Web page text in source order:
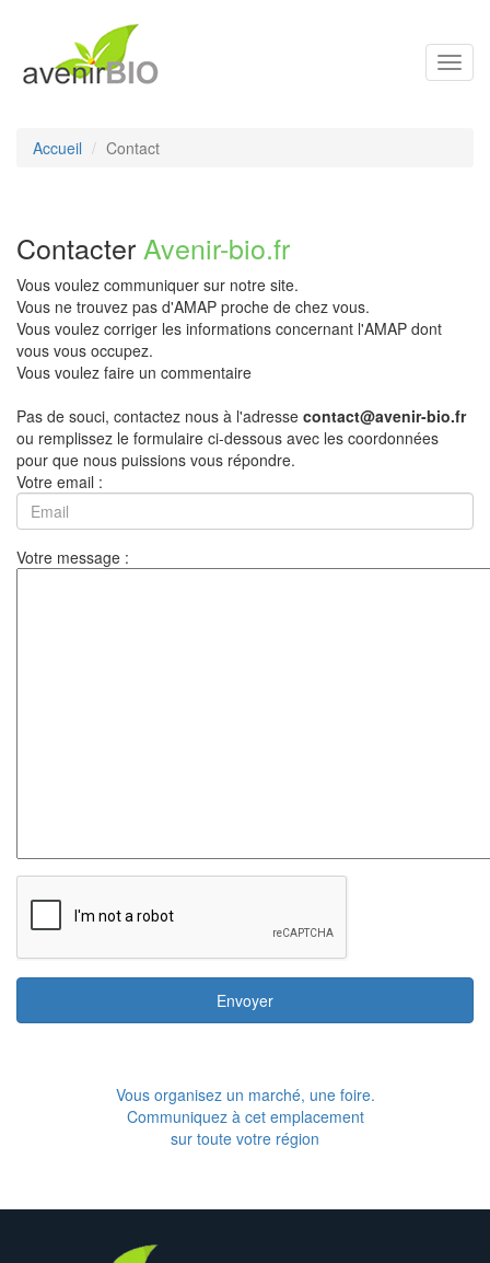
Accueil Contact
Contacter Avenir-bio.fr
Vous voulez communiquer sur notre site.
Vous ne trouvez pas d'AMAP proche de chez vous.
Vous voulez corriger les informations concernant l'AMAP dont
vous vous occupez.
Vous voulez faire un commentaire
Pas de souci, contactez nous à l'adresse contact@avenir-bio.fr
ou remplissez le formulaire ci-dessous avec les coordonnées
pour que nous puissions vous répondre.
Votre email :
Votre message :
Envoyer
Vous organisez un marché, une foire.
Communiquez à cet emplacement
sur toute votre région